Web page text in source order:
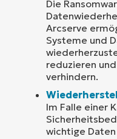
Die
Arcserve
Systeme und
reduzieren
verhindern.
Im Falle einer
wichtige